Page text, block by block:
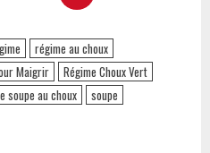
régime au choux
Maigrir
Régime Choux Vert
soupe au choux
soupe